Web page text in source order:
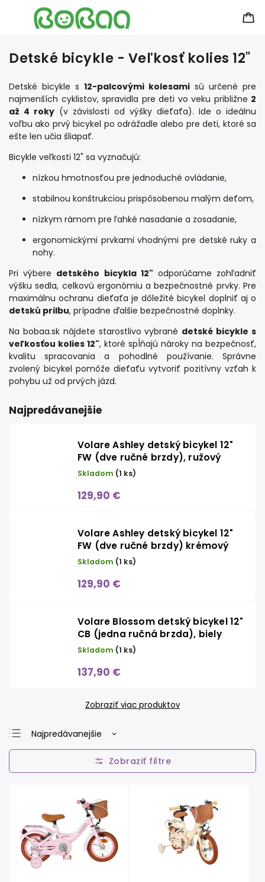
Detské bicykle - Veľkosť kolies 12"
Detské bicykle s 12-palcovými kolesami sú určené pre
najmenších cyklistov, spravidla pre deti vo veku približne 2
až 4 roky (v závislosti od výšky dieťaťa). Ide o ideálnu
voľbu ako prvý bicykel po odrážadle alebo pre deti, ktoré sa
ešte len učia šliapať.
Bicykle veľkosti 12" sa vyznačujú:
nízkou hmotnosťou pre jednoduché ovládanie,
stabilnou konštrukciou prispôsobenou malým deťom,
nízkym rámom pre ľahké nasadanie a zosadanie,
ergonomickými prvkami vhodnými pre detské ruky a
nohy.
Pri výbere detského bicykla 12" odporúčame zohľadniť
výšku sedla, celkovú ergonómiu a bezpečnostné prvky. Pre
maximálnu ochranu dieťaťa je dôležité bicykel doplniť aj o
detskú prilbu, prípadne ďalšie bezpečnostné doplnky.
Na bobaa.sk nájdete starostlivo vybrané detské bicykle s
veľkosťou kolies 12", ktoré spĺňajú nároky na bezpečnosť,
kvalitu spracovania a pohodlné používanie. Správne
zvolený bicykel pomôže dieťaťu vytvoriť pozitívny vzťah k
pohybu už od prvých jázd.
Najpredávanejšie
Volare Ashley detský bicykel 12"
FW (dve ručné brzdy), ružový
Skladom (1 ks)
129,90 €
Volare Ashley detský bicykel 12"
FW (dve ručné brzdy) krémový
Skladom (1 ks)
129,90 €
Volare Blossom detský bicykel 12"
CB (jedna ručná brzda), biely
Skladom (1 ks)
137,90 €
Zobraziť viac produktov
Najpredávanejšie
Najlacnejšie
Najdrahšie